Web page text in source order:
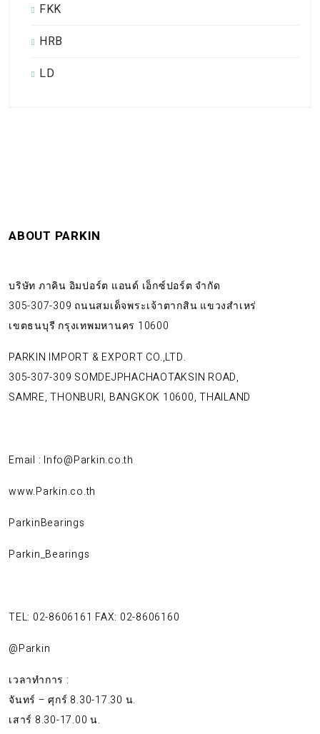
FKK
HRB
LD
ABOUT PARKIN
บริษัท ภาคิน อิมปอร์ต แอนด์ เอ็กซ์ปอร์ต จำกัด
305-307-309 ถนนสมเด็จพระเจ้าตากสิน แขวงสำเหร่
เขตธนบุรี กรุงเทพมหานคร 10600
PARKIN IMPORT & EXPORT CO.,LTD.
305-307-309 SOMDEJPHACHAOTAKSIN ROAD,
SAMRE, THONBURI, BANGKOK 10600, THAILAND
Email : Info@Parkin.co.th
www.Parkin.co.th
ParkinBearings
Parkin_Bearings
TEL: 02-8606161 FAX: 02-8606160
@Parkin
เวลาทำการ :
จันทร์ – ศุกร์ 8.30-17.30 น.
เสาร์ 8.30-17.00 น.